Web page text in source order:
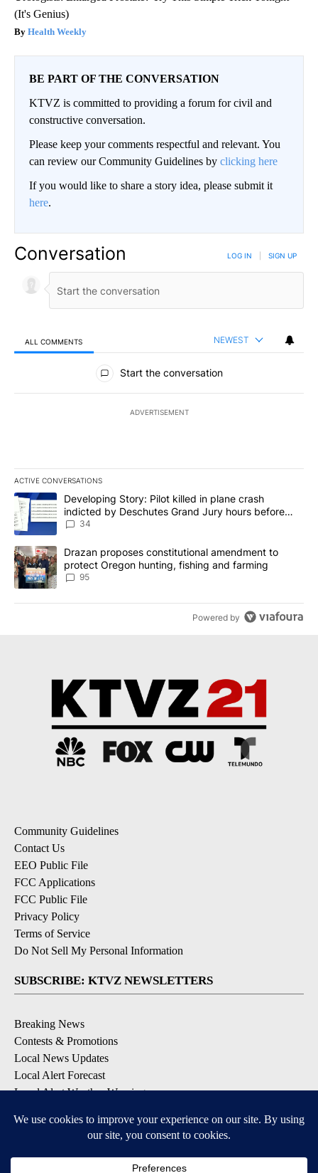
(It's Genius)
Health Weekly
BE PART OF THE CONVERSATION
KTVZ is committed to providing a forum for civil and
constructive conversation.
Please keep your comments respectful and relevant. You
can review our Community Guidelines by clicking here
If you would like to share a story idea, please submit it
here.
Conversation LOG IN SIGN UP
ALL COMMENTS NEWEST
All Comments
Start the conversation
ADVERTISEMENT
ACTIVE CONVERSATIONS
The following is a list of the most commented articles in the last
A trending article titled "Developing Story: Pilot killed in plane
Developing Story: Pilot killed in plane crash
indicted by Deschutes Grand Jury hours before
incident
34
A trending article titled "Drazan proposes constitutional
Drazan proposes constitutional amendment to
protect Oregon hunting, fishing and farming
95
Powered by
Community Guidelines
Contact Us
EEO Public File
FCC Applications
FCC Public File
Privacy Policy
Terms of Service
Do Not Sell My Personal Information
SUBSCRIBE: KTVZ NEWSLETTERS
Breaking News
Contests & Promotions
Local News Updates
Local Alert Forecast
Local Alert Weather Warnings
DOWNLOAD: KTVZ APPS
Apple & Google Play Stores